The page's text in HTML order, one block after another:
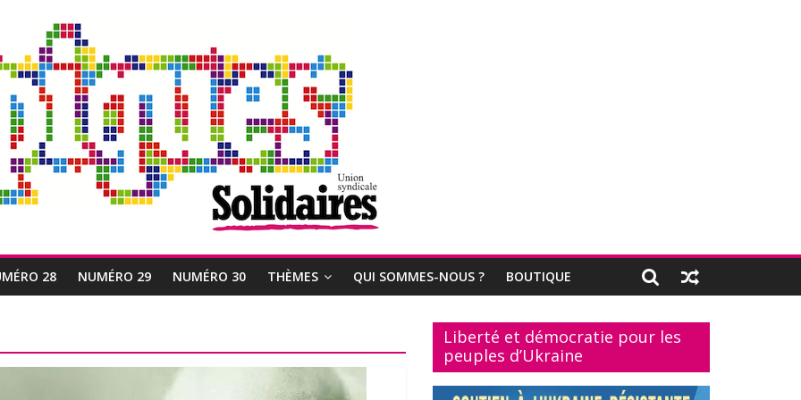
28 NUMÉRO 29 NUMÉRO 30 THÈMES QUI SOMMES-NOUS ? BOUTIQUE
Liberté et démocratie pour les
peuples d’Ukraine